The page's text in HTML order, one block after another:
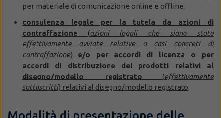
per materiale di comunicazione online e offline;
consulenza legale per la tutela da azioni di
contraffazione (azioni legali che siano state
effettivamente avviate relative a casi concreti di
contraffazione) e/o per accordi di licenza o per
accordi di distribuzione dei prodotti relativi al
disegno/modello registrato (effettivamente
sottoscritti) relativi al disegno/modello registrato.
Modalità di presentazione delle